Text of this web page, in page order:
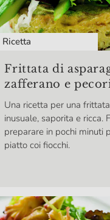
Ricetta
Frittata di
zafferano e
Una ricetta per una
inusuale, saporita e ricca.
preparare in pochi minuti
piatto coi fiocchi.